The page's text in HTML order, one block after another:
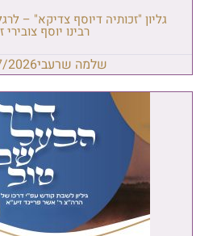
גליון "זכותיה דיוסף צדיקא" –
רבינו יוסף צובירי
שלמה שרעבי2026